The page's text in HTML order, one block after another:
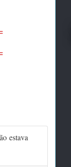
estava